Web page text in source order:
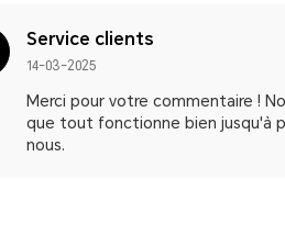
Service clients
14-03-2025
Merci pour votre commentaire !
que tout fonctionne bien jusqu'à
nous.